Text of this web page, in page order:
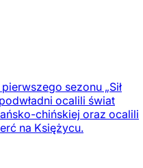
sezonu „Sił
ocalili świat
chińskiej oraz ocalili
na Księżycu.